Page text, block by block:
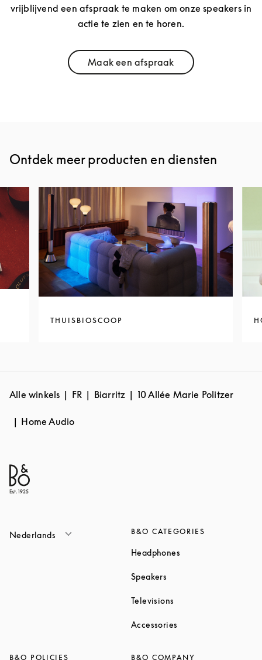
vrijblijvend een afspraak te maken om onze speakers in
actie te zien en te horen.
Maak een afspraakLink Opens in New Tab
Ontdek meer producten en diensten
THUISBIOSCOOP
Alle winkels FR Biarritz 10 Allée Marie Politzer
Home Audio
Nederlands B&O CATEGORIES
Headphones
Speakers
Televisions
Accessories
B&O POLICIES B&O COMPANY